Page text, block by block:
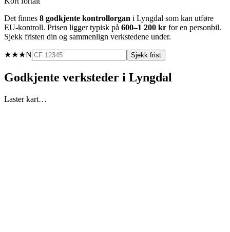
Det finnes 8 godkjente kontrollorgan i Lyngdal som kan utføre
EU-kontroll. Prisen ligger typisk på 600–1 200 kr for en personbil.
Sjekk fristen din og sammenlign verkstedene under.
★★★N Sjekk frist
Godkjente verksteder i Lyngdal
Laster kart…